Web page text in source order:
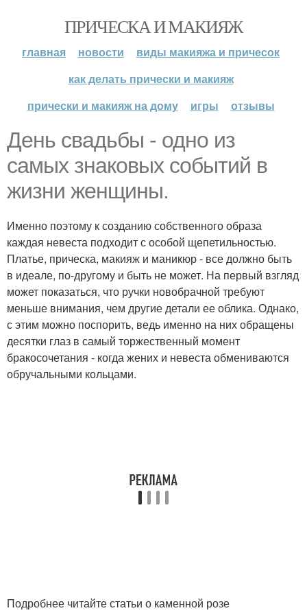
ПРИЧЕСКА И МАКИЯЖ
главная новости
виды макияжа и причесок
как делать прически и макияж
прически и макияж на дому
игры отзывы
День свадьбы - одно из
самых знаковых событий в
жизни женщины.
Именно поэтому к созданию собственного образа
каждая невеста подходит с особой щепетильностью.
Платье, прическа, макияж и маникюр - все должно быть
в идеале, по-другому и быть не может. На первый взгляд
может показаться, что ручки новобрачной требуют
меньше внимания, чем другие детали ее облика. Однако,
с этим можно поспорить, ведь именно на них обращены
десятки глаз в самый торжественный момент
бракосочетания - когда жених и невеста обмениваются
обручальными кольцами.
Подробнее читайте статьи о каменной розе